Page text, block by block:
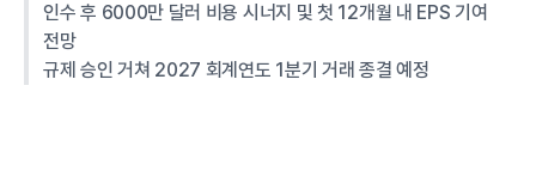
인수 후 6000만 달러 비용 시너지 및 첫 12개월 내 EPS 기여
전망
규제 승인 거쳐 2027 회계연도 1분기 거래 종결 예정